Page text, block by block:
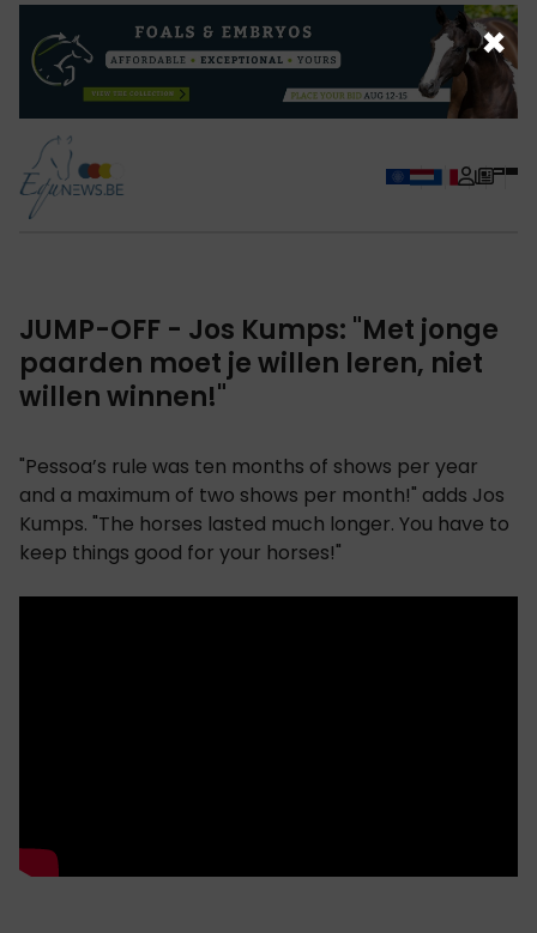
JUMP-OFF - Jos Kumps: "Met jonge
paarden moet je willen leren, niet
willen winnen!"
"Pessoa’s rule was ten months of shows per year
and a maximum of two shows per month!" adds Jos
Kumps. "The horses lasted much longer. You have to
keep things good for your horses!"
×